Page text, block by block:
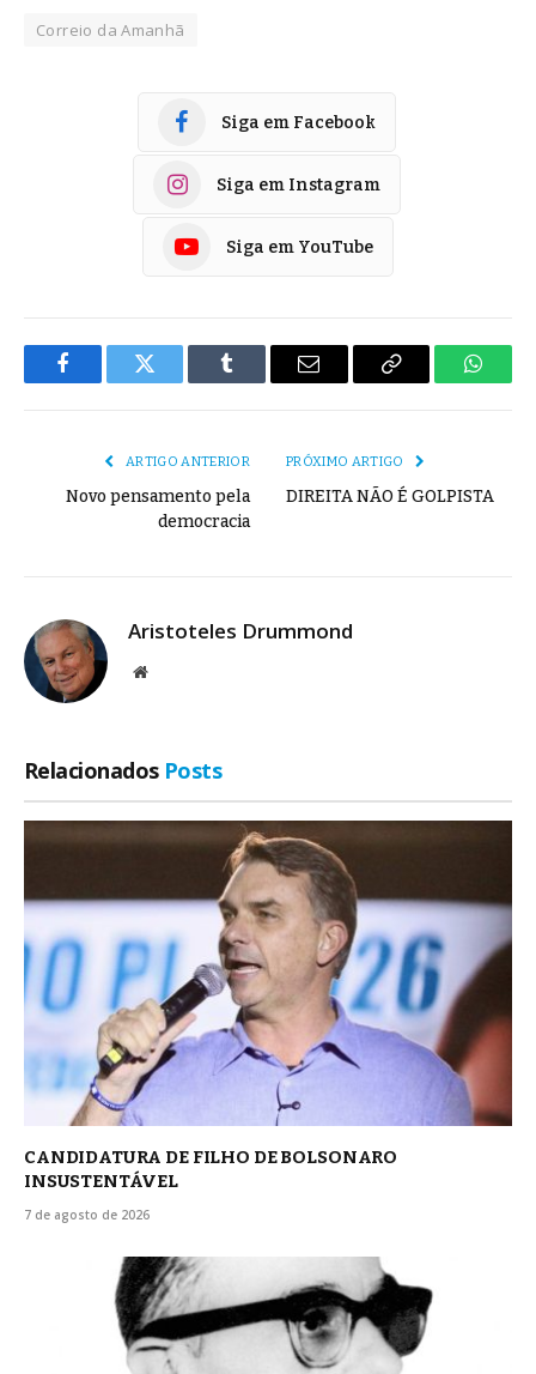
Correio da Amanhã
Siga em Facebook
Siga em Instagram
Siga em YouTube
FacebookTwitter Tumblr
E-
Copiar
ARTIGO ANTERIOR
Novo pensamento pela
democracia
PRÓXIMO ARTIGO
DIREITA NÃO É GOLPISTA
Aristoteles Drummond
Site
Relacionados Posts
CANDIDATURA DE FILHO DE BOLSONARO
INSUSTENTÁVEL
7 de agosto de 2026